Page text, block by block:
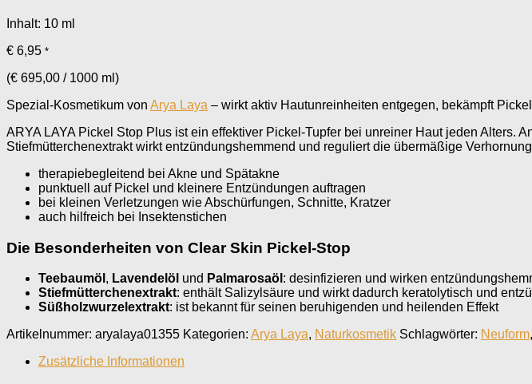
Inhalt: 10 ml
€ 6,95 *
(€ 695,00 / 1000 ml )
Spezial-Kosmetikum von Arya Laya – wirkt aktiv Hautunreinheiten entgegen, bekämpft
ARYA LAYA Pickel Stop Plus ist ein effektiver Pickel-Tupfer bei unreiner Haut jeden
Stiefmütterchenextrakt wirkt entzündungshemmend und reguliert die übermäßige
therapiebegleitend bei Akne und Spätakne
punktuell auf Pickel und kleinere Entzündungen auftragen
bei kleinen Verletzungen wie Abschürfungen, Schnitte, Kratzer
auch hilfreich bei Insektenstichen
Die Besonderheiten von Clear Skin Pickel-Stop
Teebaumöl , Lavendelöl und Palmarosaöl : desinfizieren und wirken
Stiefmütterchenextrakt: enthält Salizylsäure und wirkt dadurch keratolytisch und
Süßholzwurzelextrakt: ist bekannt für seinen beruhigenden und heilenden Effekt
Artikelnummer: aryalaya01355 Kategorien: Arya Laya, Naturkosmetik Schlagwörter: Neuform,
Zusätzliche Informationen